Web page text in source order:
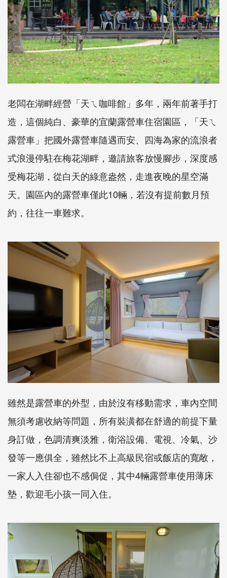
老闆在湖畔經營「天ㄟ咖啡館」多年，兩年前著手打
造，這個純白、豪華的宜蘭露營車住宿園區，「天ㄟ
露營車」把國外露營車隨遇而安、四海為家的流浪者
式浪漫停駐在梅花湖畔，邀請旅客放慢腳步，深度感
受梅花湖，從白天的綠意盎然，走進夜晚的星空滿
天。園區內的露營車僅此10輛，若沒有提前數月預
約，往往一車難求。
雖然是露營車的外型，由於沒有移動需求，車內空間
無須考慮收納等問題，所有裝潢都在舒適的前提下量
身訂做，色調清爽淡雅，衛浴設備、電視、冷氣、沙
發等一應俱全，雖然比不上高級民宿或飯店的寬敞，
一家人入住卻也不感侷促，其中4輛露營車使用薄床
墊，歡迎毛小孩一同入住。